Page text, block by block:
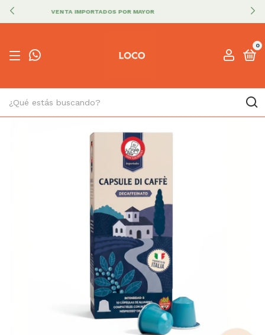
PAGO CON MODO CUOTAS SIN INTERÉS
0